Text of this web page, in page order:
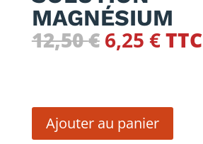
MAGNÉSIUM
12,50€ Le
était :
12,50 €.
6,25 €Le
est :
TTC
SOLUTION
Ajouter au panier